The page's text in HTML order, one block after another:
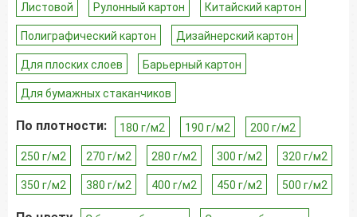
Листовой Рулонный картон Китайский картон
Полиграфический картон Дизайнерский картон
Для плоских слоев Барьерный картон
Для бумажных стаканчиков
По плотности: 180 г/м2 190 г/м2 200 г/м2
250 г/м2 270 г/м2 280 г/м2 300 г/м2 320 г/м2
350 г/м2 380 г/м2 400 г/м2 450 г/м2 500 г/м2